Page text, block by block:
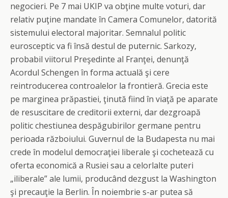
negocieri. Pe 7 mai UKIP va obţine multe voturi, dar
relativ puţine mandate în Camera Comunelor, datorită
sistemului electoral majoritar. Semnalul politic
eurosceptic va fi însă destul de puternic. Sarkozy,
probabil viitorul Preşedinte al Franţei, denunţă
Acordul Schengen în forma actuală şi cere
reintroducerea controalelor la frontieră. Grecia este
pe marginea prăpastiei, ţinută fiind în viaţă pe aparate
de resuscitare de creditorii externi, dar dezgroapă
politic chestiunea despăgubirilor germane pentru
perioada războiului. Guvernul de la Budapesta nu mai
crede în modelul democraţiei liberale şi cochetează cu
oferta economică a Rusiei sau a celorlalte puteri
„iliberale” ale lumii, producând dezgust la Washington
şi precauţie la Berlin. În noiembrie s-ar putea să